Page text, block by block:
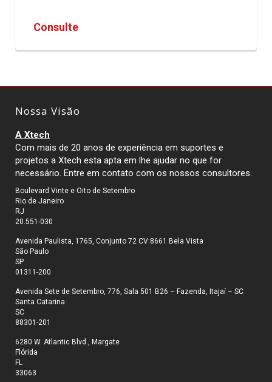
Consulte
Nossa Visão
A Xtech
Com mais de 20 anos de experiência em suportes e
projetos a Xtech esta apta em lhe ajudar no que for
necessário. Entre em contato com os nossos consultores.
Boulevard Vinte e Oito de Setembro
Rio de Janeiro
RJ
20.551-030
Avenida Paulista, 1765, Conjunto 72 CV:8661 Bela Vista
São Paulo
SP
01311-200
Avenida Sete de Setembro, 776, Sala 501 B26 – Fazenda, Itajaí – SC
Santa Catarina
SC
88301-201
6280 W. Atlantic Blvd., Margate
Flórida
FL
33063